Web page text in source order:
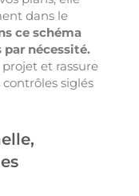
dans le
ce schéma
nécessité.
et rassure
siglés